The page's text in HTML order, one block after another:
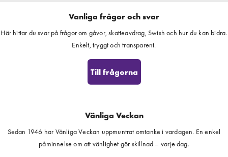
Vanliga frågor och svar
Här hittar du svar på frågor om gåvor, skatteavdrag, Swish och hur du kan bidra.
Enkelt, tryggt och transparent.
Till frågorna
Vänliga Veckan
Sedan 1946 har Vänliga Veckan uppmuntrat omtanke i vardagen. En enkel
påminnelse om att vänlighet gör skillnad – varje dag.